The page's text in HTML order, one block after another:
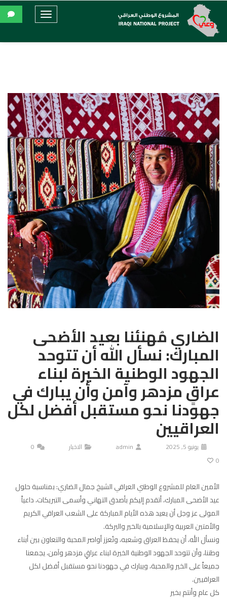
الضاري مُهنئنا بعيد الأضحى
المبارك: نسأل الله أن تتوحد
الجهود الوطنية الخيرة لبناء
عراقٍ مزدهر وآمن وأن يبارك في
جهودنا نحو مستقبل أفضل لكل
العراقيين
يونيو 5, 2025 admin الاخبار
0
0
الأمين العام للمشروع الوطني العراقي الشيخ جمال الضاري: بمناسبة حلول
عيد الأضحى المبارك، أتقدم إليكم بأصدق التهاني وأسمى التبريكات، داعياً
المولى عز وجل أن يعيد هذه الأيام المباركة على الشعب العراقي الكريم
والأمتين العربية والإسلامية بالخير والبركة.
ونسأل الله، أن يحفظ العراق وشعبه، وتُعزز أواصر المحبة والتعاون بين أبناء
وطننا، وأن تتوحد الجهود الوطنية الخيرة لبناء عراقٍ مزدهر وآمن، يجمعنا
جميعاً على الخير والمحبة، ويبارك في جهودنا نحو مستقبل أفضل لكل
العراقيين.
كل عام وأنتم بخير